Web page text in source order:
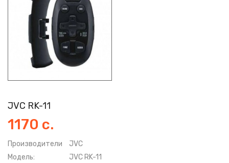
JVC RK-11
1170 с.
Производители
JVC
Модель:
JVC RK-11